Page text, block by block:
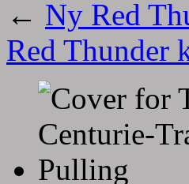
← Ny Red
Red Thunder